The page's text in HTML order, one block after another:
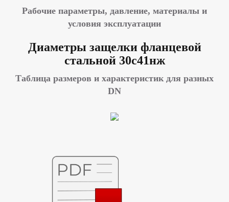
Рабочие параметры, давление, материалы и
условия эксплуатации
Диаметры защелки фланцевой
стальной 30с41нж
Таблица размеров и характеристик для разных
DN